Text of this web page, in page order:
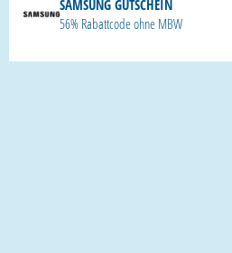
SAMSUNG GUTSCHEIN
56% Rabattcode ohne MBW